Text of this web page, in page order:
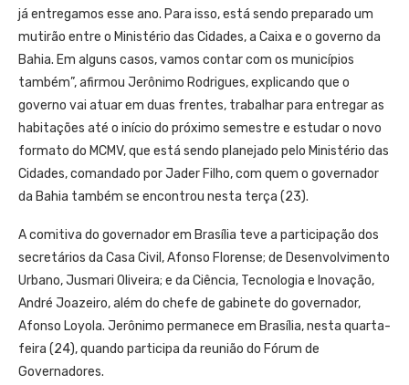
já entregamos esse ano. Para isso, está sendo preparado um
mutirão entre o Ministério das Cidades, a Caixa e o governo da
Bahia. Em alguns casos, vamos contar com os municípios
também”, afirmou Jerônimo Rodrigues, explicando que o
governo vai atuar em duas frentes, trabalhar para entregar as
habitações até o início do próximo semestre e estudar o novo
formato do MCMV, que está sendo planejado pelo Ministério das
Cidades, comandado por Jader Filho, com quem o governador
da Bahia também se encontrou nesta terça (23).
A comitiva do governador em Brasília teve a participação dos
secretários da Casa Civil, Afonso Florense; de Desenvolvimento
Urbano, Jusmari Oliveira; e da Ciência, Tecnologia e Inovação,
André Joazeiro, além do chefe de gabinete do governador,
Afonso Loyola. Jerônimo permanece em Brasília, nesta quarta-
feira (24), quando participa da reunião do Fórum de
Governadores.